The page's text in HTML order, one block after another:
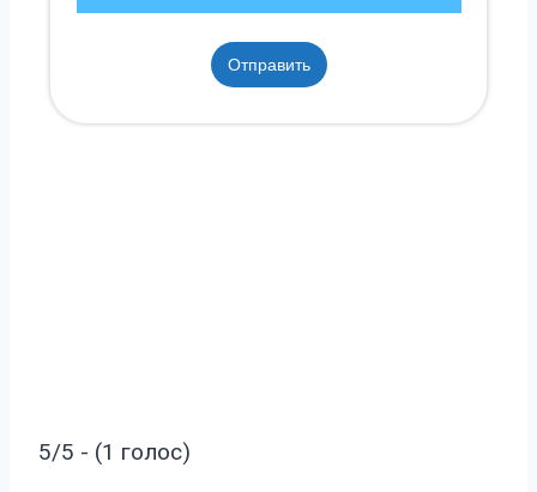
Отправить
5/5 - (1 голос)